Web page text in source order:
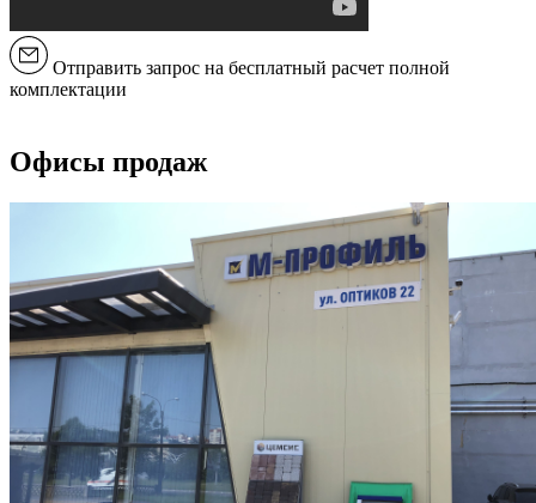
Отправить запрос на бесплатный расчет полной
комплектации
Офисы продаж